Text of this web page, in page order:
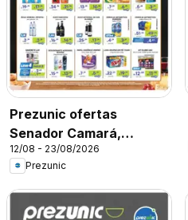
Prezunic ofertas
Senador Camará,
Benfica, Engenho Novo
12/08 - 23/08/2026
Prezunic